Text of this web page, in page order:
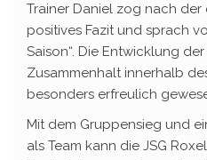
Trainer Daniel zog nach
positives Fazit und sprach
Saison“. Die Entwicklung
Zusammenhalt innerhalb
besonders erfreulich
Mit dem Gruppensieg und
als Team kann die JSG